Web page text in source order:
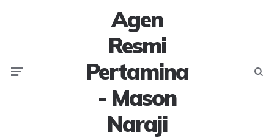
Agen
Resmi
Pertamina
- Mason
Naraji